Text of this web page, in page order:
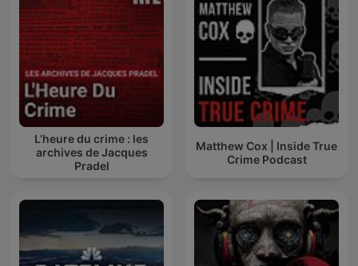
L’heure du crime : les
archives de Jacques
Pradel
Matthew Cox | Inside True
Crime Podcast